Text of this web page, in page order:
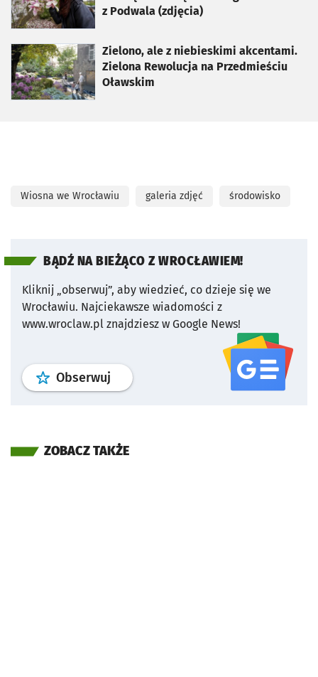
z Podwala (zdjęcia)
Zielono, ale z niebieskimi akcentami.
Zielona Rewolucja na Przedmieściu
Oławskim
otworzy się w nowej karcie
Wiosna we Wrocławiu galeria zdjęć środowisko
BĄDŹ NA BIEŻĄCO Z WROCŁAWIEM!
Kliknij „obserwuj”, aby wiedzieć, co dzieje się we
Wrocławiu. Najciekawsze wiadomości z
www.wroclaw.pl znajdziesz w Google News!
Obserwuj profil serwisu
ZOBACZ TAKŻE